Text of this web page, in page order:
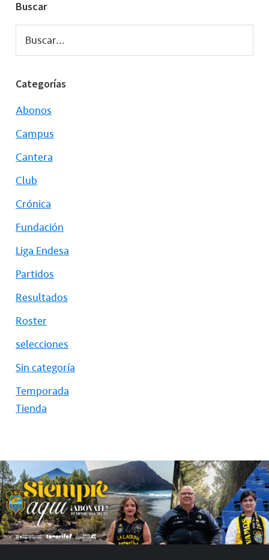
Buscar
Buscar...
Categorías
Abonos
Campus
Cantera
Club
Crónica
Fundación
Liga Endesa
Partidos
Resultados
Roster
selecciones
Sin categoría
Temporada
Tienda